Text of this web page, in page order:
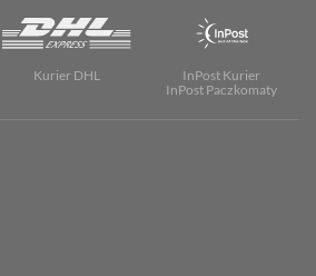
Kurier DHL
InPost Kurier
InPost Paczkomaty